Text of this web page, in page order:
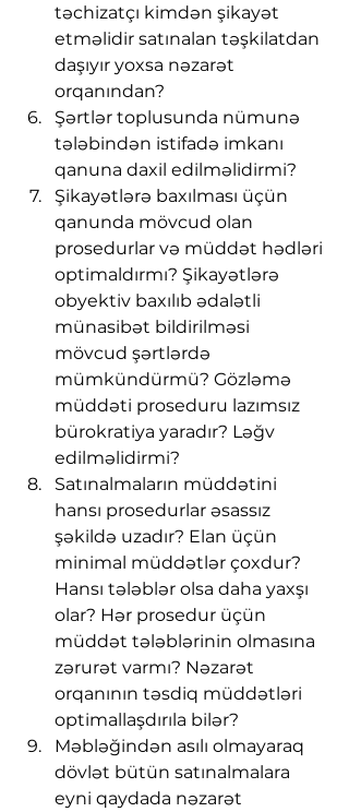
təchizatçı kimdən şikayət
etməlidir satınalan təşkilatdan
daşıyır yoxsa nəzarət
orqanından?
Şərtlər toplusunda nümunə
tələbindən istifadə imkanı
qanuna daxil edilməlidirmi?
Şikayətlərə baxılması üçün
qanunda mövcud olan
prosedurlar və müddət hədləri
optimaldırmı? Şikayətlərə
obyektiv baxılıb ədalətli
münasibət bildirilməsi
mövcud şərtlərdə
mümkündürmü? Gözləmə
müddəti proseduru lazımsız
bürokratiya yaradır? Ləğv
edilməlidirmi?
Satınalmaların müddətini
hansı prosedurlar əsassız
şəkildə uzadır? Elan üçün
minimal müddətlər çoxdur?
Hansı tələblər olsa daha yaxşı
olar? Hər prosedur üçün
müddət tələblərinin olmasına
zərurət varmı? Nəzarət
orqanının təsdiq müddətləri
optimallaşdırıla bilər?
Məbləğindən asılı olmayaraq
dövlət bütün satınalmalara
eyni qaydada nəzarət